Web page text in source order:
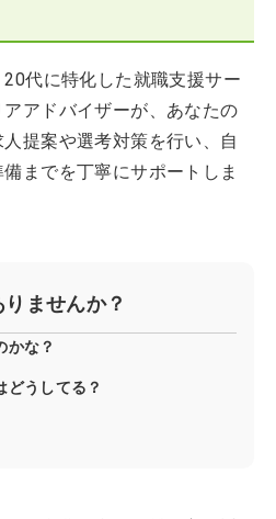
20代に特化した就職支援サー
アドバイザーが、あなたの
提案や選考対策を行い、自
までを丁寧にサポートしま
ませんか？
かな？
どうしてる？